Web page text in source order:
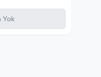
Yok